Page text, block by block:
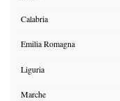
Calabria
Emilia Romagna
Liguria
Marche